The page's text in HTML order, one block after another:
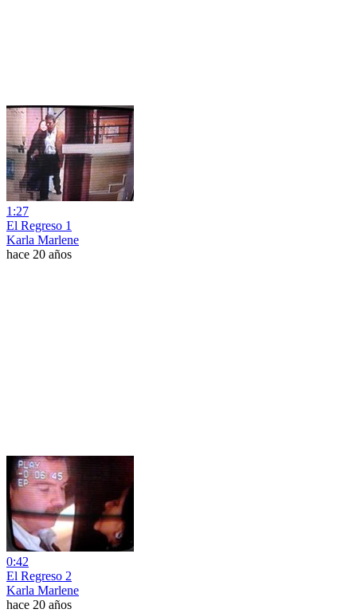
1:27
El Regreso 1
Karla Marlene
hace 20 años
0:42
El Regreso 2
Karla Marlene
hace 20 años